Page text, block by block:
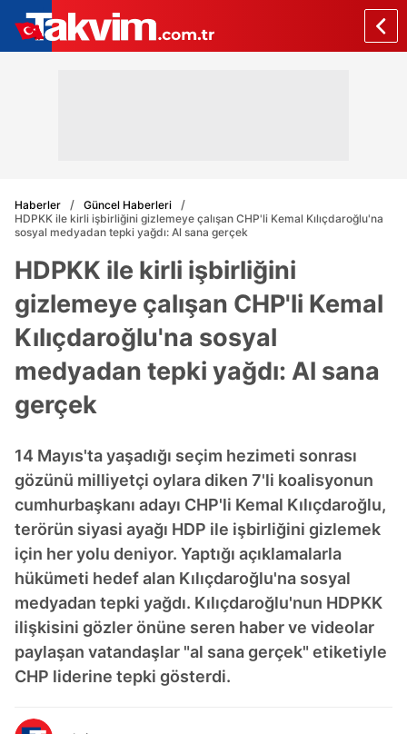
Haberler
Güncel Haberleri
HDPKK ile kirli işbirliğini gizlemeye çalışan CHP'li Kemal Kılıçdaroğlu'na
sosyal medyadan tepki yağdı: Al sana gerçek
HDPKK ile kirli işbirliğini
gizlemeye çalışan CHP'li Kemal
Kılıçdaroğlu'na sosyal
medyadan tepki yağdı: Al sana
gerçek
14 Mayıs'ta yaşadığı seçim hezimeti sonrası
gözünü milliyetçi oylara diken 7'li koalisyonun
cumhurbaşkanı adayı CHP'li Kemal Kılıçdaroğlu,
terörün siyasi ayağı HDP ile işbirliğini gizlemek
için her yolu deniyor. Yaptığı açıklamalarla
hükümeti hedef alan Kılıçdaroğlu'na sosyal
medyadan tepki yağdı. Kılıçdaroğlu'nun HDPKK
ilişkisini gözler önüne seren haber ve videolar
paylaşan vatandaşlar "al sana gerçek" etiketiyle
CHP liderine tepki gösterdi.